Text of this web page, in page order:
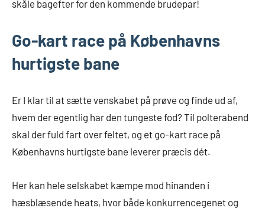
skåle bagefter for den kommende brudepar!
Go-kart race på Københavns
hurtigste bane
Er I klar til at sætte venskabet på prøve og finde ud af,
hvem der egentlig har den tungeste fod? Til polterabend
skal der fuld fart over feltet, og et go-kart race på
Københavns hurtigste bane leverer præcis dét.
Her kan hele selskabet kæmpe mod hinanden i
hæsblæsende heats, hvor både konkurrencegenet og